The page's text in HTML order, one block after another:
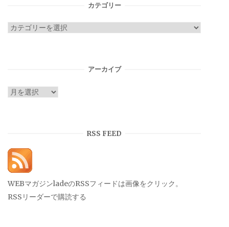
カテゴリー
カ
アーカイブ
ア
RSS FEED
WEBマガジンladeのRSSフィードは画像をクリック。
RSSリーダーで購読する